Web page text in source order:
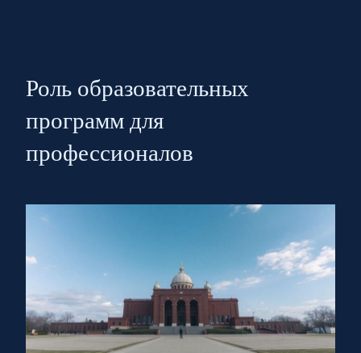
Роль образовательных
программ для
профессионалов